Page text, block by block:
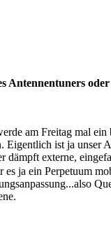
Antennentuners
am Freitag mal
Eigentlich ist ja unser
dämpft externe,
es ja ein Perpetuum